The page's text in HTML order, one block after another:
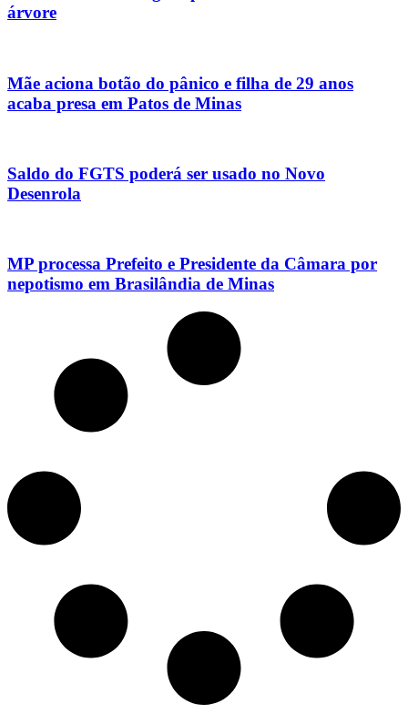
árvore
Mãe aciona botão do pânico e filha de 29 anos
acaba presa em Patos de Minas
Saldo do FGTS poderá ser usado no Novo
Desenrola
MP processa Prefeito e Presidente da Câmara por
nepotismo em Brasilândia de Minas